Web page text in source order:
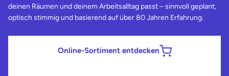
deinen Räumen und deinem Arbeitsalltag passt – sinnvoll geplant,
optisch stimmig und basierend auf über 80 Jahren Erfahrung.
Online-Sortiment entdecken